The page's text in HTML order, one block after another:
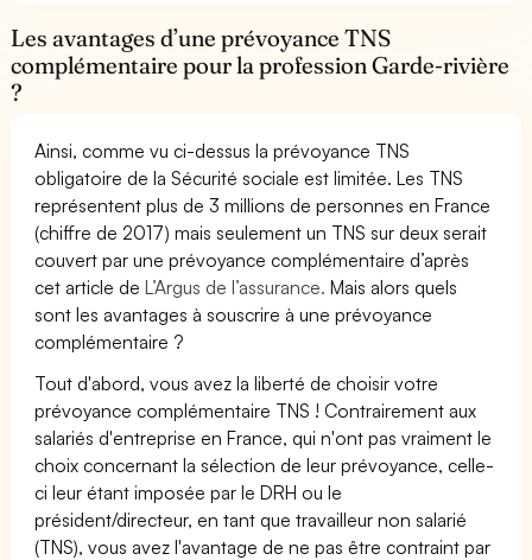
Les avantages d’une prévoyance TNS
complémentaire pour la profession Garde-rivière
?
Ainsi, comme vu ci-dessus la prévoyance TNS
obligatoire de la Sécurité sociale est limitée. Les TNS
représentent plus de 3 millions de personnes en France
(chiffre de 2017) mais seulement un TNS sur deux serait
couvert par une prévoyance complémentaire d’après
cet article deL’Argus de l’assurance. Mais alors quels
sont les avantages à souscrire à une prévoyance
complémentaire ?
Tout d'abord, vous avez la liberté de choisir votre
prévoyance complémentaire TNS ! Contrairement aux
salariés d'entreprise en France, qui n'ont pas vraiment le
choix concernant la sélection de leur prévoyance, celle-
ci leur étant imposée par le DRH ou le
président/directeur, en tant que travailleur non salarié
(TNS), vous avez l'avantage de ne pas être contraint par